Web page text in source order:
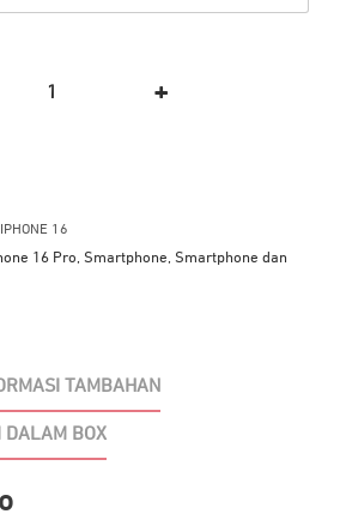
+
IPHONE 16
16 Pro, Smartphone, Smartphone dan
TAMBAHAN
DALAM BOX